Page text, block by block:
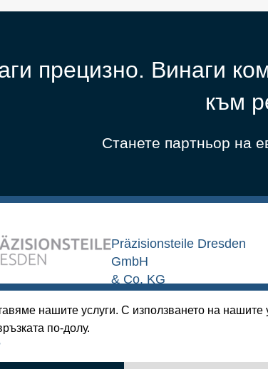
прецизно. Винаги
към
Станете партньор на
Präzisionsteile Dresden
GmbH
& Co. KG
01237 Dresden
нашите услуги. С използването на
по-долу.